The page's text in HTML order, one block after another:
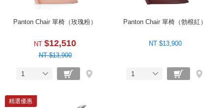
Panton Chair 單椅（玫瑰粉）
NT $12,510
NT $13,900
1
Panton Chair 單椅（勃根紅）
NT $13,900
1
精選優惠